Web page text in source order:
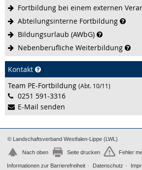
Fortbildung bei einem externen
Abteilungsinterne Fortbildung
Bildungsurlaub (AWbG)
Nebenberufliche Weiterbildung
Kontakt
Team PE-Fortbildung (Abt. 10/11)
0251 591-3316
E-Mail senden
© Landschaftsverband Westfalen-Lippe (LWL)
Nach oben Seite drucken Fehler
Informationen zur Barrierefreiheit Datenschutz